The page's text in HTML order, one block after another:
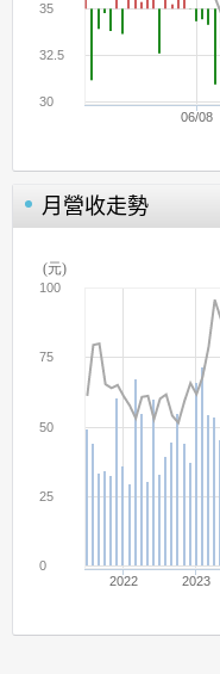
月營收走勢